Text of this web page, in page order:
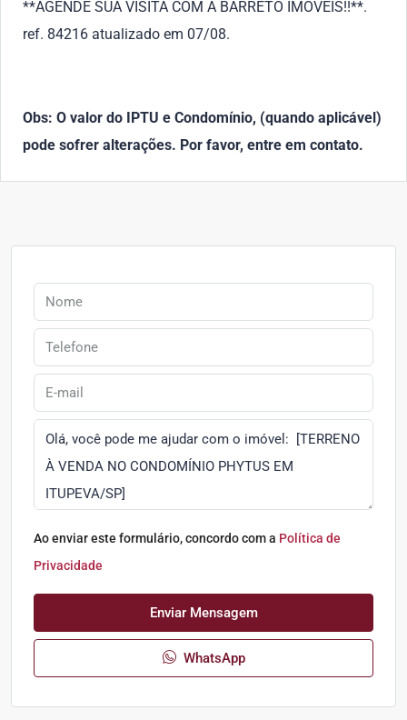
**AGENDE SUA VISITA COM A BARRETO IMÓVEIS!!**.
ref. 84216 atualizado em 07/08.
Obs: O valor do IPTU e Condomínio, (quando aplicável)
pode sofrer alterações. Por favor, entre em contato.
Ao enviar este formulário, concordo com a Política de
Privacidade
Enviar Mensagem
WhatsApp